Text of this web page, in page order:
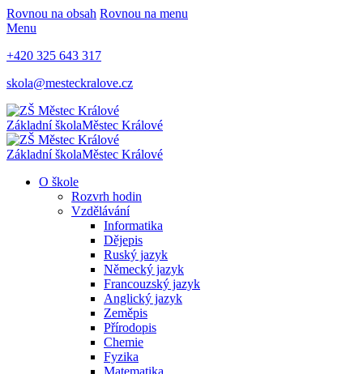
Rovnou na obsah Rovnou na menu
Menu
+420 325 643 317
skola@mesteckralove.cz
Základní školaMěstec Králové
Základní školaMěstec Králové
O škole
Rozvrh hodin
Vzdělávání
Informatika
Dějepis
Ruský jazyk
Německý jazyk
Francouzský jazyk
Anglický jazyk
Zeměpis
Přírodopis
Chemie
Fyzika
Matematika